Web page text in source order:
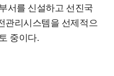
서를 신설하고 선진국
관리시스템을 선제적으
중이다.